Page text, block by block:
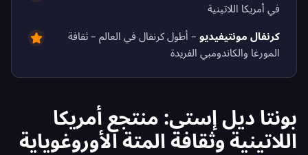
في أمريكا اللاتينية
كرنفال مونتيفيديو – أطول كرنفال في العالم – ثقافة
المورغا والكاندومبي الفريدة
بونتا ديل إستي: منتجع أمريكا
اللاتينية وثقافة المتة الأوروغوياية